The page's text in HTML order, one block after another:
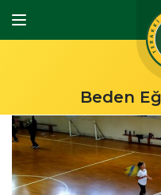
Beden